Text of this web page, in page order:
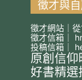
徵才與
徵才網站｜
徵才信箱｜
投稿信箱｜
原創信仰
好書精選